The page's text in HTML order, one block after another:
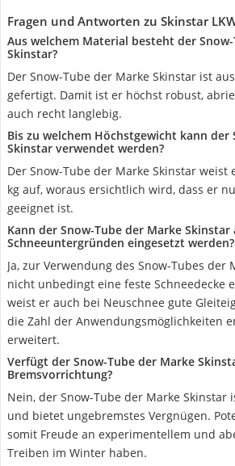
Fragen und Antworten zu Skinstar
Aus welchem Material besteht der
Skinstar?
Der Snow-Tube der Marke Skinstar ist
gefertigt. Damit ist er höchst robust,
auch recht langlebig.
Bis zu welchem Höchstgewicht kann der
Skinstar verwendet werden?
Der Snow-Tube der Marke Skinstar weist
kg auf, woraus ersichtlich wird, dass er
geeignet ist.
Kann der Snow-Tube der Marke
Schneeuntergründen eingesetzt werden?
Ja, zur Verwendung des Snow-Tubes der
nicht unbedingt eine feste Schneedecke
weist er auch bei Neuschnee gute
die Zahl der Anwendungsmöglichkeiten
erweitert.
Verfügt der Snow-Tube der Marke
Bremsvorrichtung?
Nein, der Snow-Tube der Marke Skinstar
und bietet ungebremstes Vergnügen.
somit Freude an experimentellem und
Treiben im Winter haben.